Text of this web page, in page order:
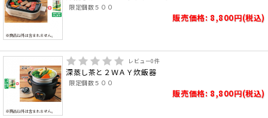
限定個数５００
販売価格: 8,800円(税込)
レビュー0件
深蒸し茶と２ＷＡＹ炊飯器
限定個数５００
販売価格: 8,800円(税込)